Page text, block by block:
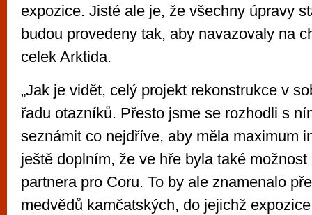
expozice. Jisté ale je, že všechny úpravy
budou provedeny tak, aby navazovaly na
celek Arktida.
„Jak je vidět, celý projekt rekonstrukce v
řadu otazníků. Přesto jsme se rozhodli s
seznámit co nejdříve, aby měla maximum
ještě doplním, že ve hře byla také
partnera pro Coru. To by ale znamenalo
medvědů kamčatských, do jejichž